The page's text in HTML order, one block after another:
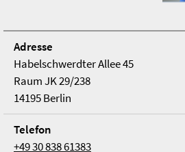
Adresse
Habelschwerdter Allee 45
Raum JK 29/238
14195 Berlin
Telefon
+49 30 838 61383